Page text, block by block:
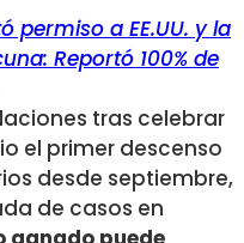
permiso a EE.UU. y la
Reportó 100% de
tras celebrar
el primer descenso
desde septiembre,
de casos en